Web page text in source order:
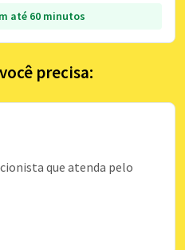
até 60 minutos
precisa:
que atenda pelo